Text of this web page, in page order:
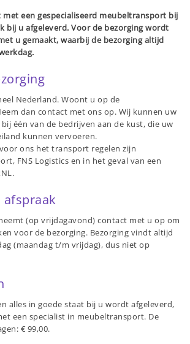
een gespecialiseerd meubeltransport bij
bij u afgeleverd. Voor de bezorging wordt
u gemaakt, waarbij de bezorging altijd
Nederland. Woont u op de
dan contact met ons op. Wij kunnen uw
één van de bedrijven aan de kust, die uw
kunnen vervoeren.
ons het transport regelen zijn
FNS Logistics en in het geval van een
afspraak
(op vrijdagavond) contact met u op om
voor de bezorging. Bezorging vindt altijd
(maandag t/m vrijdag), dus niet op
alles in goede staat bij u wordt afgeleverd,
een specialist in meubeltransport. De
€ 99,00.